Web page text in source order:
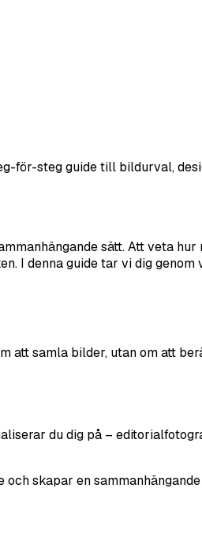
för-steg guide till bildurval,
sätt. Att veta
I denna guide tar vi dig
att samla bilder, utan om att
du dig på –
skapar en